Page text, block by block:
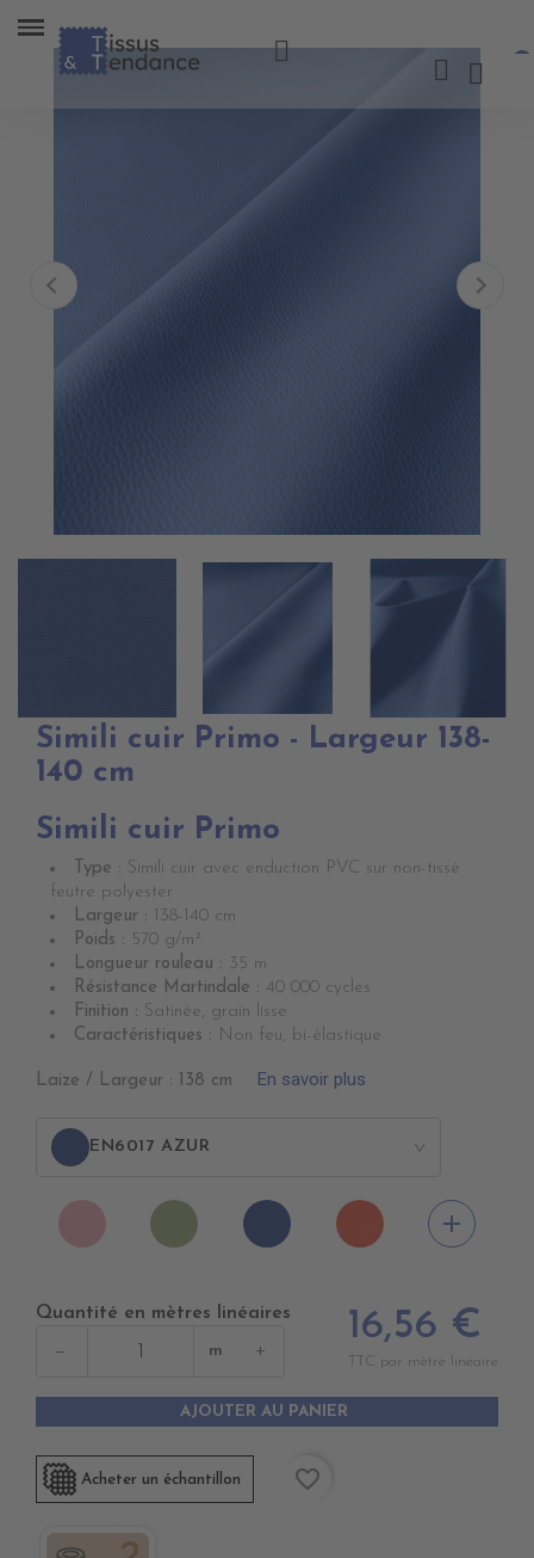
Simili cuir Primo - Largeur 138-
140 cm
Simili cuir Primo
Type : Simili cuir avec enduction PVC sur non-tissé
feutre polyester
Largeur : 138-140 cm
Poids : 570 g/m²
Longueur rouleau : 35 m
Résistance Martindale : 40 000 cycles
Finition : Satinée, grain lisse
Caractéristiques : Non feu, bi-élastique
Laize / Largeur : 138 cm En savoir plus
EN6017 AZUR >
EN6006
ROSEepuisement
EN6016
PRAIRIEépuisem
EN6017
BLEU
EN6018
MANDARINE
add
Quantité en mètres linéaires
− m +
16,56 €
TTC par mètre linéaire
AJOUTER AU PANIER
Acheter un échantillon favorite_border